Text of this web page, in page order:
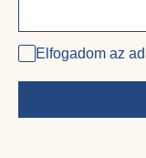
Elfogadom az